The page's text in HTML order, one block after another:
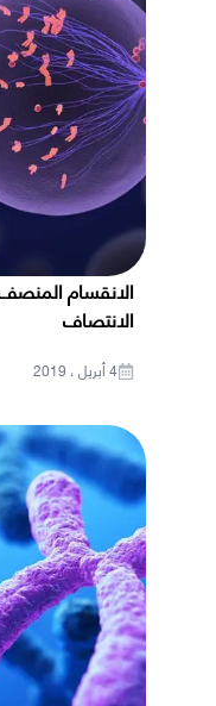
الانقسام المنصف
الانتصاف
4 أبريل ، 2019